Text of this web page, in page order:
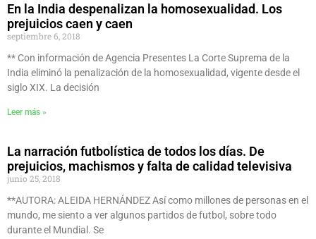
En la India despenalizan la homosexualidad. Los
prejuicios caen y caen
septiembre 6, 2018
** Con información de Agencia Presentes La Corte Suprema de la
India eliminó la penalización de la homosexualidad, vigente desde el
siglo XIX. La decisión
Leer más »
La narración futbolística de todos los días. De
prejuicios, machismos y falta de calidad televisiva
junio 25, 2018
**AUTORA: ALEIDA HERNÁNDEZ Así como millones de personas en el
mundo, me siento a ver algunos partidos de futbol, sobre todo
durante el Mundial. Se